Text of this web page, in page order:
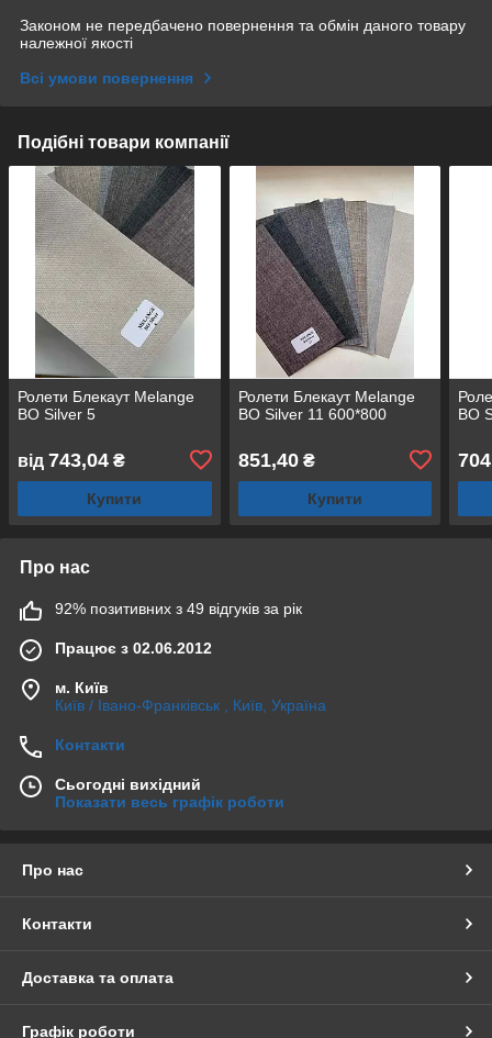
Законом не передбачено повернення та обмін даного товару
належної якості
Всі умови повернення
Подібні товари компанії
Ролети Блекаут Melange
BO Silver 5
від 743,04 ₴
Купити
Ролети Блекаут Melange
BO Silver 11 600*800
851,40₴
Купити
BO
Про нас
92% позитивних з 49 відгуків за рік
Працює з 02.06.2012
м. Київ
Київ / Івано-Франківськ , Київ, Україна
Контакти
Сьогодні вихідний
Показати весь графік роботи
Про нас
Контакти
Доставка та оплата
Графік роботи